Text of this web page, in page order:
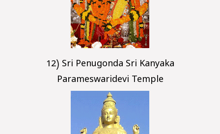
12) Sri Penugonda Sri Kanyaka
Parameswaridevi Temple